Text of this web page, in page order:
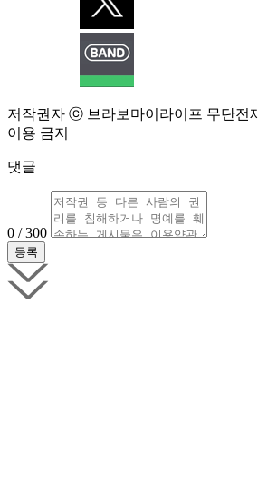
저작권자 ⓒ 브라보마이라이프 무단전
이용 금지
댓글
0 / 300